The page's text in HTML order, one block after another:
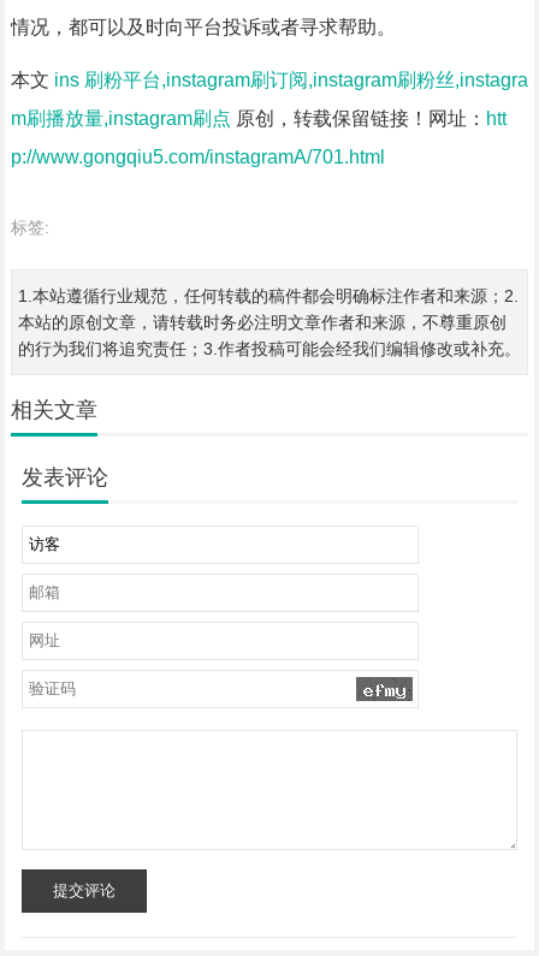
情况，都可以及时向平台投诉或者寻求帮助。
本文 ins 刷粉平台,instagram刷订阅,instagram刷粉丝,instagra
m刷播放量,instagram刷点 原创，转载保留链接！网址： htt
p://www.gongqiu5.com/instagramA/701.html
标签:
1.本站遵循行业规范，任何转载的稿件都会明确标注作者和来源；2.
本站的原创文章，请转载时务必注明文章作者和来源，不尊重原创
的行为我们将追究责任；3.作者投稿可能会经我们编辑修改或补充。
相关文章
发表评论
提交评论